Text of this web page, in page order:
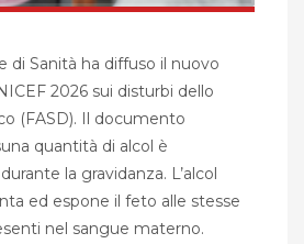
di Sanità ha diffuso il nuovo
2026 sui disturbi dello
(FASD). Il documento
quantità di alcol è
la gravidanza. L’alcol
ed espone il feto alle stesse
nel sangue materno.